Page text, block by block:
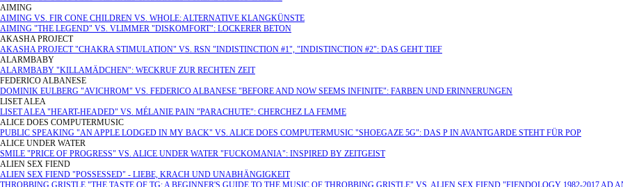
AIMING
AIMING VS. FIR CONE CHILDREN VS. WHOLE: ALTERNATIVE KLANGKÜNSTE
AIMING "THE LEGEND" VS. VLIMMER "DISKOMFORT": LOCKERER BETON
AKASHA PROJECT
AKASHA PROJECT "CHAKRA STIMULATION" VS. RSN "INDISTINCTION #1", "INDISTINCTION #2": DAS GEHT TIEF
ALARMBABY
ALARMBABY "KILLAMÄDCHEN": WECKRUF ZUR RECHTEN ZEIT
FEDERICO ALBANESE
DOMINIK EULBERG "AVICHROM" VS. FEDERICO ALBANESE "BEFORE AND NOW SEEMS INFINITE": FARBEN UND ERINNERUNGEN
LISET ALEA
LISET ALEA "HEART-HEADED" VS. MÉLANIE PAIN "PARACHUTE": CHERCHEZ LA FEMME
ALICE DOES COMPUTERMUSIC
PUBLIC SPEAKING "AN APPLE LODGED IN MY BACK" VS. ALICE DOES COMPUTERMUSIC "SHOEGAZE 5G": DAS P IN AVANTGARDE STEHT FÜR POP
ALICE UNDER WATER
SMILE "PRICE OF PROGRESS" VS. ALICE UNDER WATER "FUCKOMANIA": INSPIRED BY ZEITGEIST
ALIEN SEX FIEND
ALIEN SEX FIEND "POSSESSED" - LIEBE, KRACH UND UNABHÄNGIGKEIT
THROBBING GRISTLE "THE TASTE OF TG: A BEGINNER'S GUIDE TO THE MUSIC OF THROBBING GRISTLE" VS. ALIEN SEX FIEND "FIENDOLOGY 1982-2017 AD